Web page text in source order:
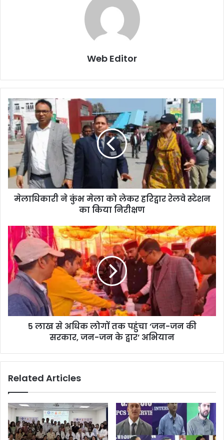
Web Editor
मेलाधिकारी ने कुंभ मेला को लेकर हरिद्वार रेलवे स्टेशन
का किया निरीक्षण
5 लाख से अधिक लोगों तक पहुंचा ‘जन-जन की
सरकार, जन-जन के द्वार’ अभियान
Related Articles